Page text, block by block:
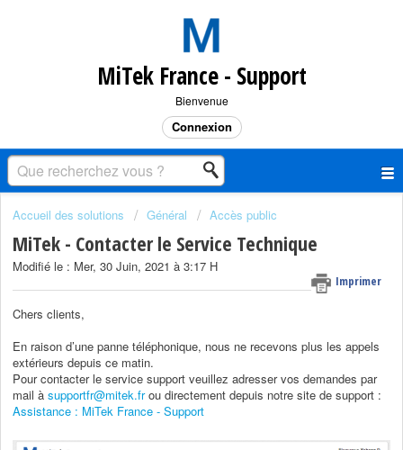
MiTek France - Support
Bienvenue
Connexion
Accueil des solutions Général Accès public
MiTek - Contacter le Service Technique
Imprimer
Modifié le : Mer, 30 Juin, 2021 à 3:17 H
Chers clients,
En raison d’une panne téléphonique, nous ne recevons plus les appels
extérieurs depuis ce matin.
Pour contacter le service support veuillez adresser vos demandes par
mail à supportfr@mitek.frou directement depuis notre site de support :
Assistance : MiTek France - Support